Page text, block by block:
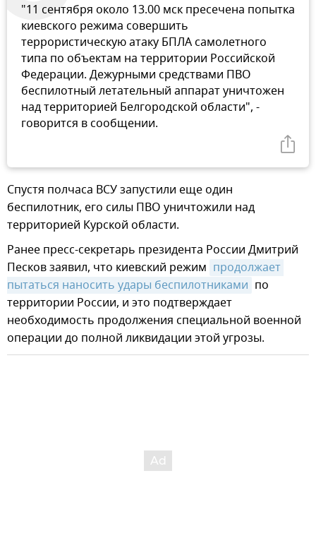
"11 сентября около 13.00 мск пресечена попытка
киевского режима совершить
террористическую атаку БПЛА самолетного
типа по объектам на территории Российской
Федерации. Дежурными средствами ПВО
беспилотный летательный аппарат уничтожен
над территорией Белгородской области", -
говорится в сообщении.
Спустя полчаса ВСУ запустили еще один
беспилотник, его силы ПВО уничтожили над
территорией Курской области.
Ранее пресс-секретарь президента России Дмитрий
Песков заявил, что киевский режим продолжает
пытаться наносить удары беспилотниками по
территории России, и это подтверждает
необходимость продолжения специальной военной
операции до полной ликвидации этой угрозы.